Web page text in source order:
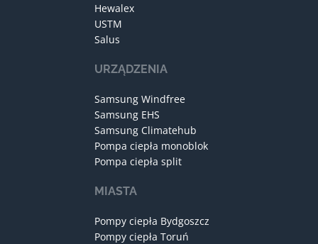
Hewalex
USTM
Salus
URZĄDZENIA
Samsung Windfree
Samsung EHS
Samsung Climatehub
Pompa ciepła monoblok
Pompa ciepła split
MIASTA
Pompy ciepła Bydgoszcz
Pompy ciepła Toruń